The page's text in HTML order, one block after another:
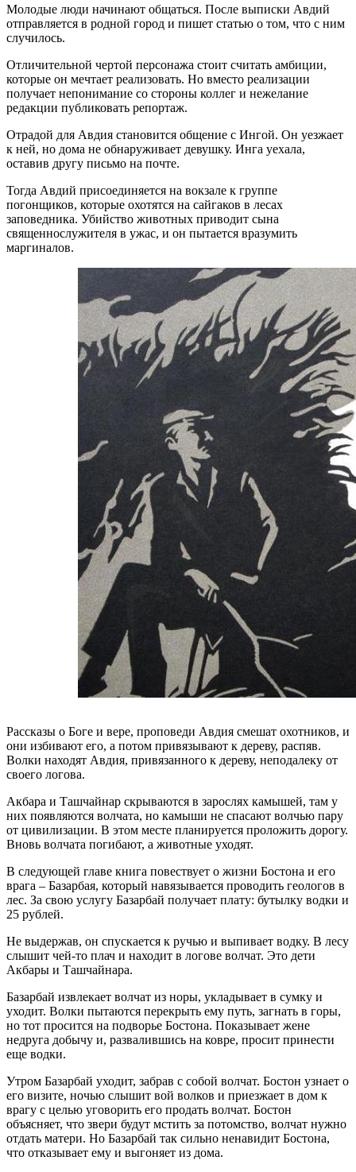
Молодые люди начинают общаться. После выписки Авдий
отправляется в родной город и пишет статью о том, что с ним
случилось.
Отличительной чертой персонажа стоит считать амбиции,
которые он мечтает реализовать. Но вместо реализации
получает непонимание со стороны коллег и нежелание
редакции публиковать репортаж.
Отрадой для Авдия становится общение с Ингой. Он уезжает
к ней, но дома не обнаруживает девушку. Инга уехала,
оставив другу письмо на почте.
Тогда Авдий присоединяется на вокзале к группе
погонщиков, которые охотятся на сайгаков в лесах
заповедника. Убийство животных приводит сына
священнослужителя в ужас, и он пытается вразумить
маргиналов.
Рассказы о Боге и вере, проповеди Авдия смешат охотников, и
они избивают его, а потом привязывают к дереву, распяв.
Волки находят Авдия, привязанного к дереву, неподалеку от
своего логова.
Акбара и Ташчайнар скрываются в зарослях камышей, там у
них появляются волчата, но камыши не спасают волчью пару
от цивилизации. В этом месте планируется проложить дорогу.
Вновь волчата погибают, а животные уходят.
В следующей главе книга повествует о жизни Бостона и его
врага – Базарбая, который навязывается проводить геологов в
лес. За свою услугу Базарбай получает плату: бутылку водки и
25 рублей.
Не выдержав, он спускается к ручью и выпивает водку. В лесу
слышит чей-то плач и находит в логове волчат. Это дети
Акбары и Ташчайнара.
Базарбай извлекает волчат из норы, укладывает в сумку и
уходит. Волки пытаются перекрыть ему путь, загнать в горы,
но тот просится на подворье Бостона. Показывает жене
недруга добычу и, развалившись на ковре, просит принести
еще водки.
Утром Базарбай уходит, забрав с собой волчат. Бостон узнает о
его визите, ночью слышит вой волков и приезжает в дом к
врагу с целью уговорить его продать волчат. Бостон
объясняет, что звери будут мстить за потомство, волчат нужно
отдать матери. Но Базарбай так сильно ненавидит Бостона,
что отказывает ему и выгоняет из дома.